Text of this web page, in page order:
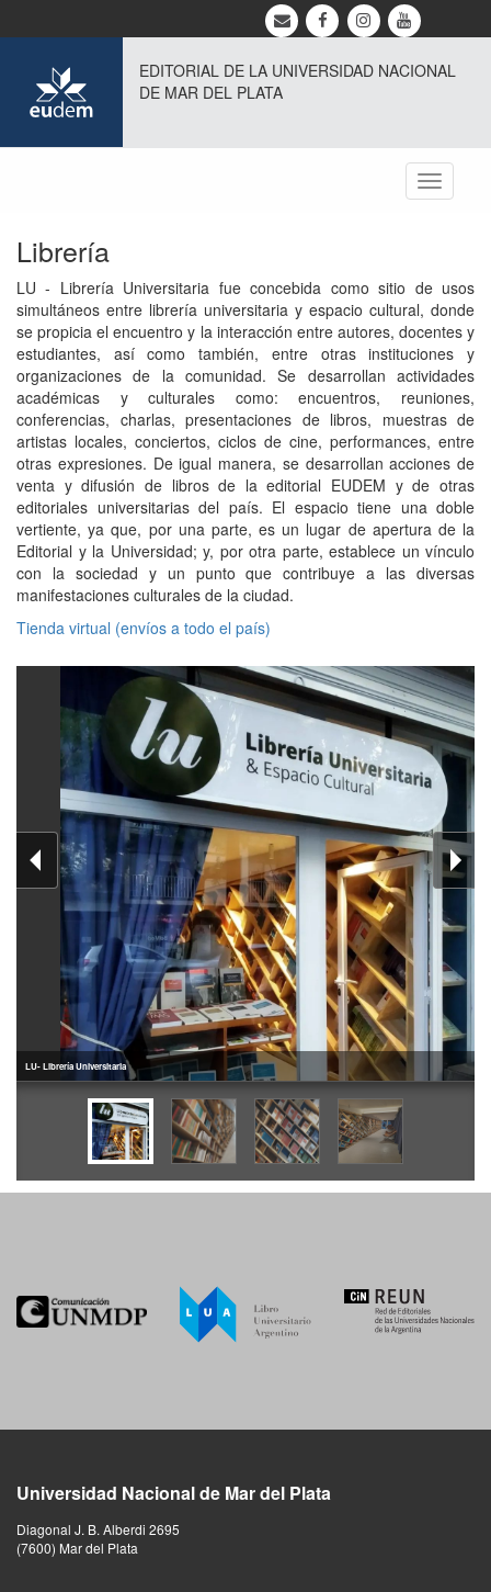
EDITORIAL DE LA UNIVERSIDAD NACIONAL
DE MAR DEL PLATA
Toggle
Librería
LU - Librería Universitaria fue concebida como sitio de usos
simultáneos entre librería universitaria y espacio cultural, donde
se propicia el encuentro y la interacción entre autores, docentes y
estudiantes, así como también, entre otras instituciones y
organizaciones de la comunidad. Se desarrollan actividades
académicas y culturales como: encuentros, reuniones,
conferencias, charlas, presentaciones de libros, muestras de
artistas locales, conciertos, ciclos de cine, performances, entre
otras expresiones. De igual manera, se desarrollan acciones de
venta y difusión de libros de la editorial EUDEM y de otras
editoriales universitarias del país. El espacio tiene una doble
vertiente, ya que, por una parte, es un lugar de apertura de la
Editorial y la Universidad; y, por otra parte, establece un vínculo
con la sociedad y un punto que contribuye a las diversas
manifestaciones culturales de la ciudad.
Tienda virtual (envíos a todo el país)
LU- Librería Universitaria
Universidad Nacional de Mar del Plata
Diagonal J. B. Alberdi 2695
(7600) Mar del Plata